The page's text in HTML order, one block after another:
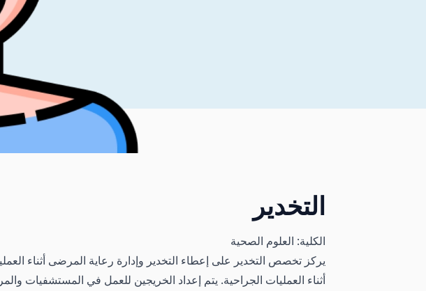
التخدير
الكلية: العلوم الصحية
يركز تخصص التخدير على إعطاء التخدير وإدارة رعاية المرضى أثناء
أثناء العمليات الجراحية. يتم إعداد الخريجين للعمل في المستشفيات